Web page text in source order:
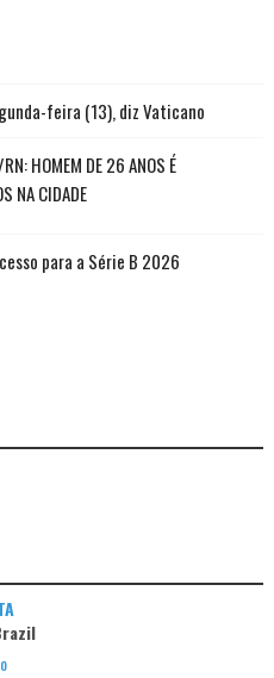
feira (13), diz Vaticano
HOMEM DE 26 ANOS É
NA CIDADE
para a Série B 2026